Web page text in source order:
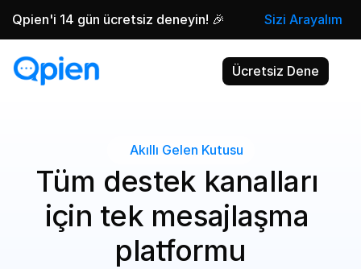
Qpien'i 14 gün ücretsiz deneyin! 🎉 Sizi Arayalım
Ücretsiz Dene
Akıllı Gelen Kutusu
Tüm destek kanalları
için tek mesajlaşma
platformu